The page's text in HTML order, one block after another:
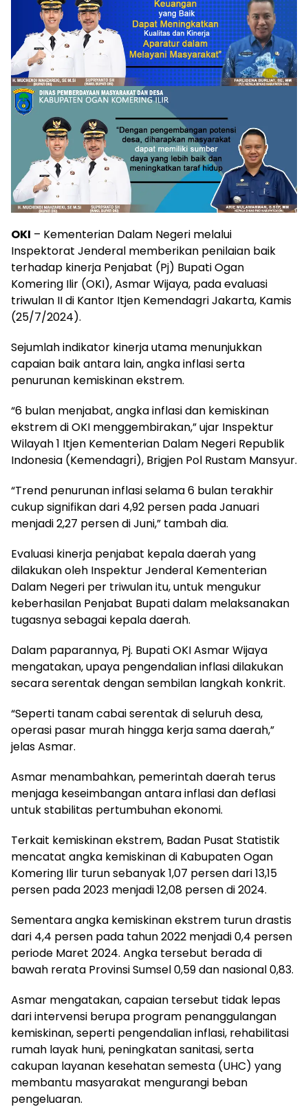
OKI – Kementerian Dalam Negeri melalui
Inspektorat Jenderal memberikan penilaian baik
terhadap kinerja Penjabat (Pj) Bupati Ogan
Komering Ilir (OKI), Asmar Wijaya, pada evaluasi
triwulan II di Kantor Itjen Kemendagri Jakarta, Kamis
(25/7/2024).
Sejumlah indikator kinerja utama menunjukkan
capaian baik antara lain, angka inflasi serta
penurunan kemiskinan ekstrem.
“6 bulan menjabat, angka inflasi dan kemiskinan
ekstrem di OKI menggembirakan,” ujar Inspektur
Wilayah 1 Itjen Kementerian Dalam Negeri Republik
Indonesia (Kemendagri), Brigjen Pol Rustam Mansyur.
“Trend penurunan inflasi selama 6 bulan terakhir
cukup signifikan dari 4,92 persen pada Januari
menjadi 2,27 persen di Juni,” tambah dia.
Evaluasi kinerja penjabat kepala daerah yang
dilakukan oleh Inspektur Jenderal Kementerian
Dalam Negeri per triwulan itu, untuk mengukur
keberhasilan Penjabat Bupati dalam melaksanakan
tugasnya sebagai kepala daerah.
Dalam paparannya, Pj. Bupati OKI Asmar Wijaya
mengatakan, upaya pengendalian inflasi dilakukan
secara serentak dengan sembilan langkah konkrit.
“Seperti tanam cabai serentak di seluruh desa,
operasi pasar murah hingga kerja sama daerah,”
jelas Asmar.
Asmar menambahkan, pemerintah daerah terus
menjaga keseimbangan antara inflasi dan deflasi
untuk stabilitas pertumbuhan ekonomi.
Terkait kemiskinan ekstrem, Badan Pusat Statistik
mencatat angka kemiskinan di Kabupaten Ogan
Komering Ilir turun sebanyak 1,07 persen dari 13,15
persen pada 2023 menjadi 12,08 persen di 2024.
Sementara angka kemiskinan ekstrem turun drastis
dari 4,4 persen pada tahun 2022 menjadi 0,4 persen
periode Maret 2024. Angka tersebut berada di
bawah rerata Provinsi Sumsel 0,59 dan nasional 0,83.
Asmar mengatakan, capaian tersebut tidak lepas
dari intervensi berupa program penanggulangan
kemiskinan, seperti pengendalian inflasi, rehabilitasi
rumah layak huni, peningkatan sanitasi, serta
cakupan layanan kesehatan semesta (UHC) yang
membantu masyarakat mengurangi beban
pengeluaran.